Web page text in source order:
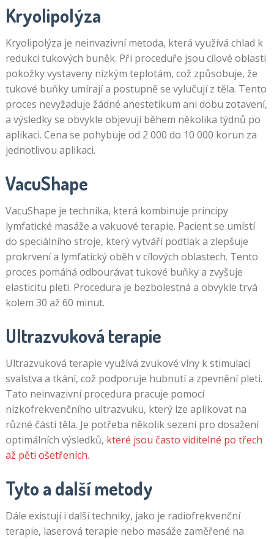
Kryolipolýza
Kryolipolýza je neinvazivní metoda, která využívá chlad k
redukci tukových buněk. Při proceduře jsou cílové oblasti
pokožky vystaveny nízkým teplotám, což způsobuje, že
tukové buňky umírají a postupně se vylučují z těla. Tento
proces nevyžaduje žádné anestetikum ani dobu zotavení,
a výsledky se obvykle objevují během několika týdnů po
aplikaci. Cena se pohybuje od 2 000 do 10 000 korun za
jednotlivou aplikaci.
VacuShape
VacuShape je technika, která kombinuje principy
lymfatické masáže a vakuové terapie. Pacient se umístí
do speciálního stroje, který vytváří podtlak a zlepšuje
prokrvení a lymfatický oběh v cílových oblastech. Tento
proces pomáhá odbourávat tukové buňky a zvyšuje
elasticitu pleti. Procedura je bezbolestná a obvykle trvá
kolem 30 až 60 minut.
Ultrazvuková terapie
Ultrazvuková terapie využívá zvukové vlny k stimulaci
svalstva a tkání, což podporuje hubnutí a zpevnění pleti.
Tato neinvazivní procedura pracuje pomocí
nízkofrekvenčního ultrazvuku, který lze aplikovat na
různé části těla. Je potřeba několik sezení pro dosažení
optimálních výsledků, které jsou často viditelné po třech
až pěti ošetřeních.
Tyto a další metody
Dále existují i další techniky, jako je radiofrekvenční
terapie, laserová terapie nebo masáže zaměřené na